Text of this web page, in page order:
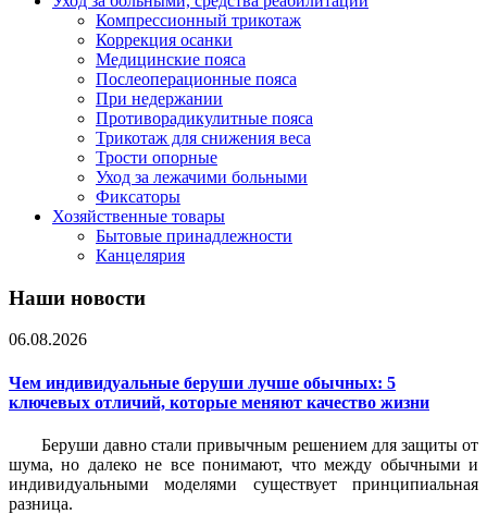
Компрессионный трикотаж
Коррекция осанки
Медицинские пояса
Послеоперационные пояса
При недержании
Противорадикулитные пояса
Трикотаж для снижения веса
Трости опорные
Уход за лежачими больными
Фиксаторы
Хозяйственные товары
Бытовые принадлежности
Канцелярия
Наши новости
06.08.2026
Чем индивидуальные беруши лучше обычных: 5
ключевых отличий, которые меняют качество жизни
Беруши давно стали привычным решением для защиты от
шума, но далеко не все понимают, что между обычными и
индивидуальными моделями существует принципиальная
разница.